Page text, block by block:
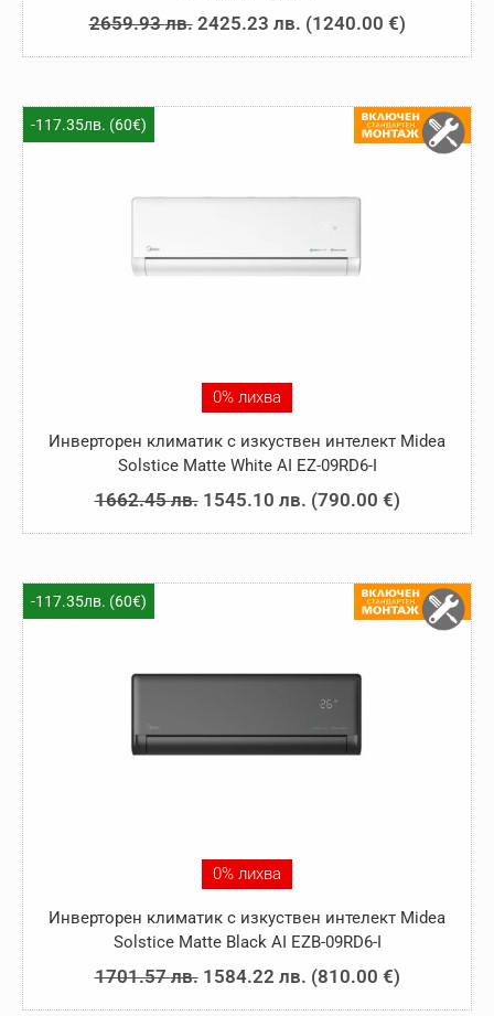
2659.93лв. Original
price
2425.23 лв.Текущата
цена
2425.23 лв..
(1240.00 €)
-117.35лв. (60€)
0% лихва
Инверторен климатик с изкуствен интелект Midea
Solstice Matte White AI EZ-09RD6-I
1662.45лв. Original
price
1545.10 лв.Текущата
цена
1545.10 лв..
(790.00 €)
-117.35лв. (60€)
0% лихва
Инверторен климатик с изкуствен интелект Midea
Solstice Matte Black AI EZB-09RD6-I
1701.57лв. Original
price
1584.22 лв.Текущата
цена
(810.00 €)